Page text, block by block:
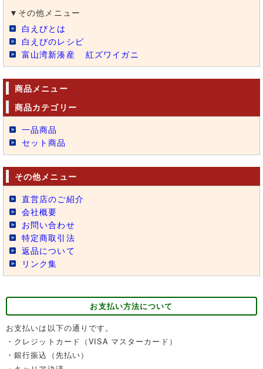
▼その他メニュー
白えびとは
白えびのレシピ
富山湾新湊産
紅ズワイガニ
商品メニュー
商品カテゴリー
一品商品
セット商品
その他メニュー
直営店のご紹介
会社概要
お問い合わせ
特定商取引法
返品について
リンク集
お支払い方法について
お支払いは以下の通りです。
・クレジットカード（VISA マスターカード）
・銀行振込（先払い）